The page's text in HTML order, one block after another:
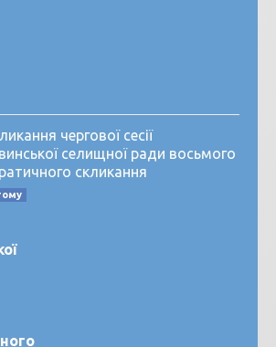
чергової сесії
селищної ради восьмого
скликання